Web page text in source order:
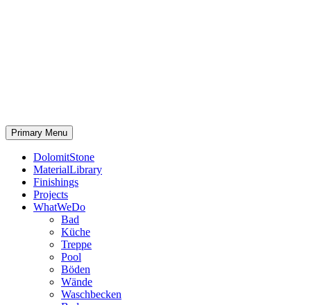
Primary Menu
DolomitStone
MaterialLibrary
Finishings
Projects
WhatWeDo
Bad
Küche
Treppe
Pool
Böden
Wände
Waschbecken